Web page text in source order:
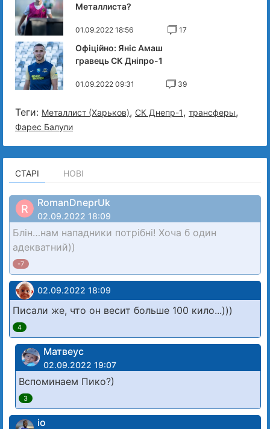
Металлиста?
01.09.2022 18:56 17
Офіційно: Яніс Амаш
гравець СК Дніпро-1
01.09.2022 09:31 39
Теги: Металлист (Харьков), СК Днепр-1, трансферы,
Фарес Балули
СТАРІ НОВІ
R RomanDneprUk
02.09.2022 18:09
Блін…нам нападники потрібні! Хоча б один
адекватний))
-7
02.09.2022 18:09
Писали же, что он весит больше 100 кило...)))
4
Матвеус
02.09.2022 19:07
Вспоминаем Пико?)
3
io